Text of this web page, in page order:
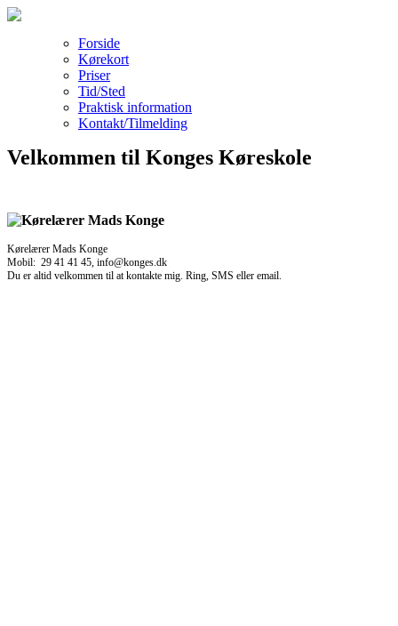
Forside
Kørekort
Priser
Tid/Sted
Praktisk information
Kontakt/Tilmelding
Velkommen til Konges Køreskole
Kørelærer Mads Konge
Mobil: 29 41 41 45, info@konges.dk
Du er altid velkommen til at kontakte mig. Ring, SMS eller email.